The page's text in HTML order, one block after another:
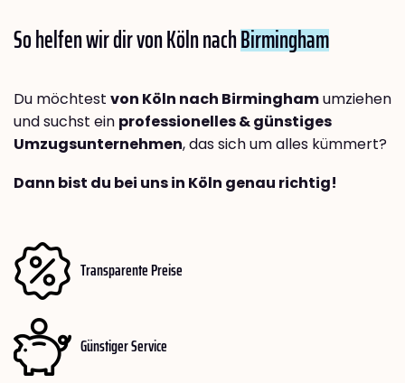
So helfen wir dir von Köln nachBirmingham
Du möchtest von Köln nach Birminghamumziehen
und suchst ein professionelles & günstiges
Umzugsunternehmen, das sich um alles kümmert?
Dann bist du bei uns in Köln genau richtig!
Transparente Preise
Günstiger Service